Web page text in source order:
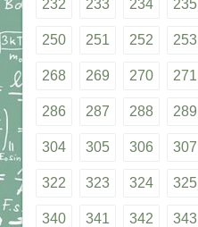
232 233 234 235
250 251 252 253
268 269 270 271
286 287 288 289
304 305 306 307
322 323 324 325
340 341 342 343